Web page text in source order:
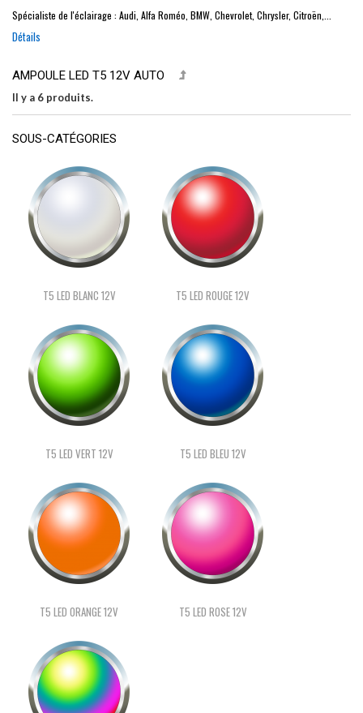
Spécialiste de l'éclairage : Audi, Alfa Roméo, BMW, Chevrolet, Chrysler, Citroën,...
Détails
AMPOULE LED T5 12V AUTO
Il y a 6 produits.
SOUS-CATÉGORIES
T5 LED BLANC 12V T5 LED ROUGE 12V
T5 LED VERT 12V T5 LED BLEU 12V
T5 LED ORANGE 12V T5 LED ROSE 12V